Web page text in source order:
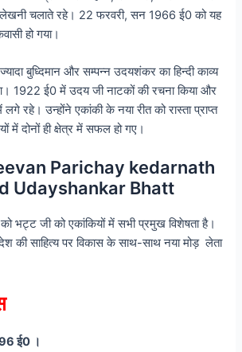
चलाते रहे। 22 फरवरी, सन 1966 ई0 को यह
हो गया।
बुध्दिमान और सम्पन्न उदयशंकर का हिन्दी काव्य
1922 ई0 में उदय जी नाटकों की रचना किया और
रहे। उन्होंने एकांकी के नया रीत को रास्ता प्राप्त
में दोनों ही क्षेत्र में सफल हो गए।
Parichay kedarnath
Udayshankar Bhatt
भट्ट जी को एकांकियों में सभी प्रमुख विशेषता है।
की साहित्य पर विकास के साथ-साथ नया मोड़ लेता
ई0 ।